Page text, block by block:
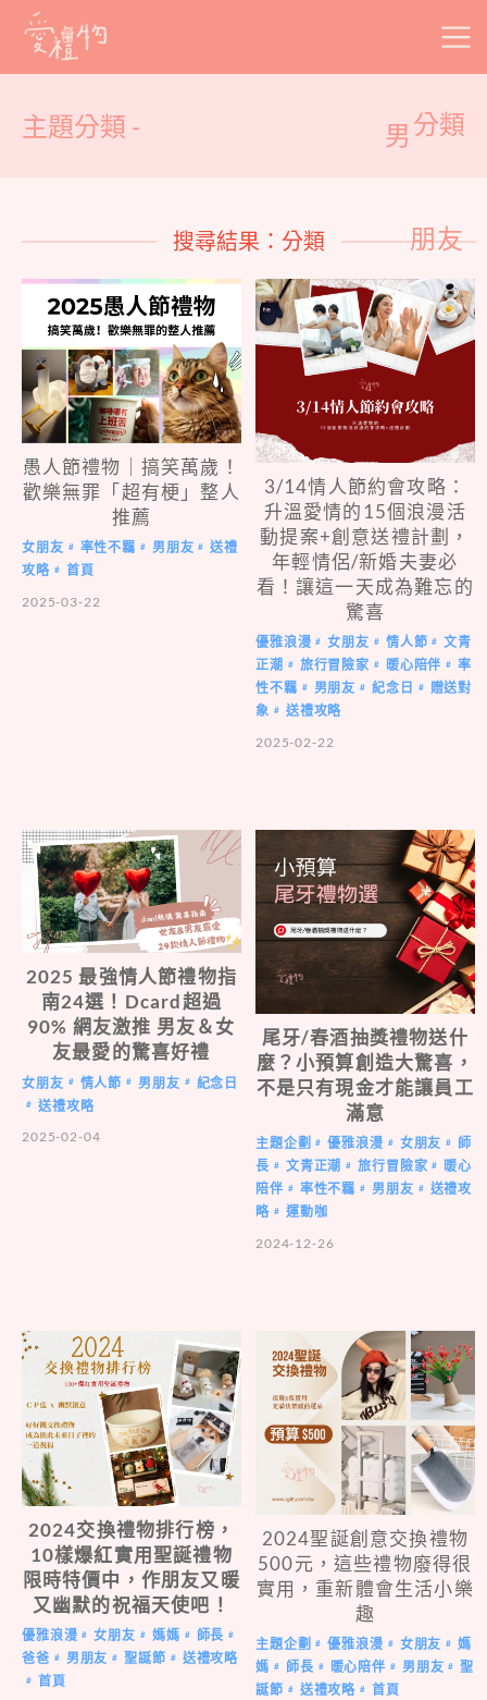
Skip
主題分類 - 分類
男
朋友
搜尋結果：分類
愚人節禮物｜搞笑萬歲！
歡樂無罪「超有梗」整人
推薦
女朋友 # 率性不羈 # 男朋友 #
送禮
攻略 #
首頁
2025-03-22
3/14情人節約會攻略：
升溫愛情的15個浪漫活
動提案+創意送禮計劃，
年輕情侶/新婚夫妻必
看！讓這一天成為難忘的
驚喜
優雅浪漫 # 女朋友 # 情人節 #
文青
正潮 # 旅行冒險家 # 暖心陪伴 #
率
性不羈 # 男朋友 # 紀念日 #
贈送對
象 #
送禮攻略
2025-02-22
2025 最強情人節禮物指
南24選！Dcard超過
90% 網友激推 男友＆女
友最愛的驚喜好禮
女朋友 # 情人節 # 男朋友 # 紀念日
# 送禮攻略
2025-02-04
尾牙/春酒抽獎禮物送什
麼？小預算創造大驚喜，
不是只有現金才能讓員工
滿意
主題企劃 # 優雅浪漫 # 女朋友 #
師
長 # 文青正潮 # 旅行冒險家 #
暖心
陪伴 # 率性不羈 # 男朋友 #
送禮攻
略 #
運動咖
2024-12-26
2024交換禮物排行榜，
10樣爆紅實用聖誕禮物
限時特價中，作朋友又暖
又幽默的祝福天使吧！
優雅浪漫 # 女朋友 # 媽媽 # 師長 #
爸爸 # 男朋友 # 聖誕節 # 送禮攻略
# 首頁
2024聖誕創意交換禮物
500元，這些禮物廢得很
實用，重新體會生活小樂
趣
主題企劃 # 優雅浪漫 # 女朋友 #
媽
媽 # 師長 # 暖心陪伴 # 男朋友 #
聖
誕節 # 送禮攻略 #
首頁